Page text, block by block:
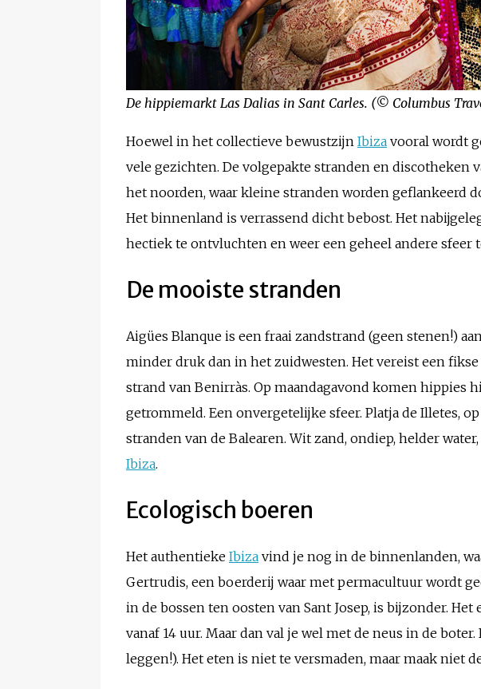
De hippiemarkt Las Dalias in Sant Carles. (© Columbus
Hoewel in het collectieve bewustzijn Ibiza vooral wordt
vele gezichten. De volgepakte stranden en discotheken
het noorden, waar kleine stranden worden geflankeerd
Het binnenland is verrassend dicht bebost. Het
hectiek te ontvluchten en weer een geheel andere sfeer
De mooiste stranden
Aigües Blanque is een fraai zandstrand (geen stenen!)
minder druk dan in het zuidwesten. Het vereist een
strand van Benirràs. Op maandagavond komen hippies
getrommeld. Een onvergetelijke sfeer. Platja de Illetes,
stranden van de Balearen. Wit zand, ondiep, helder
Ibiza.
Ecologisch boeren
Het authentieke Ibiza vind je nog in de binnenlanden,
Gertrudis, een boerderij waar met permacultuur wordt
in de bossen ten oosten van Sant Josep, is bijzonder.
vanaf 14 uur. Maar dan val je wel met de neus in de
leggen!). Het eten is niet te versmaden, maar maak niet